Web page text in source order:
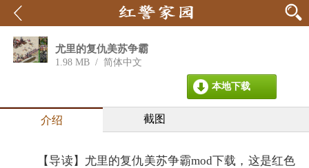
尤里的复仇美苏争霸
mod更新版
1.98 MB / 简体中文
本地下载
介绍 截图
【导读】尤里的复仇美苏争霸mod下载，这是红色